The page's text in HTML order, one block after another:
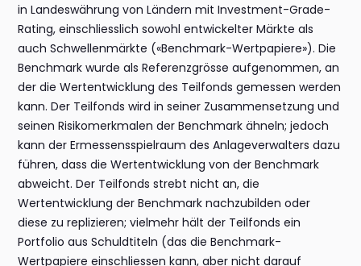
in Landeswährung von Ländern mit Investment-Grade-
Rating, einschliesslich sowohl entwickelter Märkte als
auch Schwellenmärkte («Benchmark-Wertpapiere»). Die
Benchmark wurde als Referenzgrösse aufgenommen, an
der die Wertentwicklung des Teilfonds gemessen werden
kann. Der Teilfonds wird in seiner Zusammensetzung und
seinen Risikomerkmalen der Benchmark ähneln; jedoch
kann der Ermessensspielraum des Anlageverwalters dazu
führen, dass die Wertentwicklung von der Benchmark
abweicht. Der Teilfonds strebt nicht an, die
Wertentwicklung der Benchmark nachzubilden oder
diese zu replizieren; vielmehr hält der Teilfonds ein
Portfolio aus Schuldtiteln (das die Benchmark-
Wertpapiere einschliessen kann, aber nicht darauf